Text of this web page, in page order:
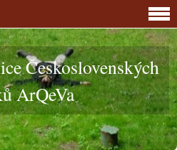
Československých
ArQeVa